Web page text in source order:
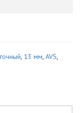
, 13 мм, AVS,